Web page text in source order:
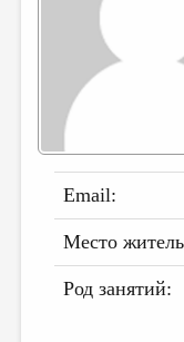
ПРАВИЛА САЙТА
ОТДЕЛЫ И РУБРИКИ
ИЗБРАННОЕ
ДАЙДЖЕСТ
ПРОИЗВЕДЕНИЯ
ПЕРЕВОДЫ
КОНКУРСЫ
ДЕТСКАЯ КОМНАТА
Email:
Место
Род занятий: